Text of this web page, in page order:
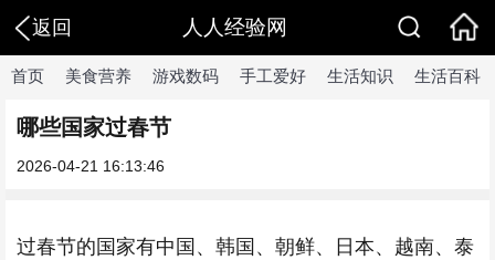
返回 人人经验网
首页 美食营养 游戏数码 手工爱好 生活知识 生活百科
哪些国家过春节
2026-04-21 16:13:46
过春节的国家有中国、韩国、朝鲜、日本、越南、泰